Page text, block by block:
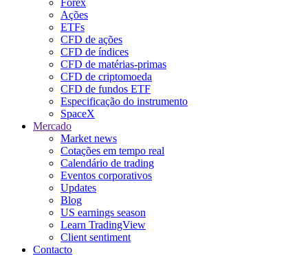
Ações
ETFs
CFD de ações
CFD de índices
CFD de matérias-primas
CFD de criptomoeda
CFD de fundos ETF
Especificação do instrumento
SpaceX
Mercado
Market news
Cotações em tempo real
Calendário de trading
Eventos corporativos
Updates
Blog
US earnings season
Learn TradingView
Client sentiment
Contacto